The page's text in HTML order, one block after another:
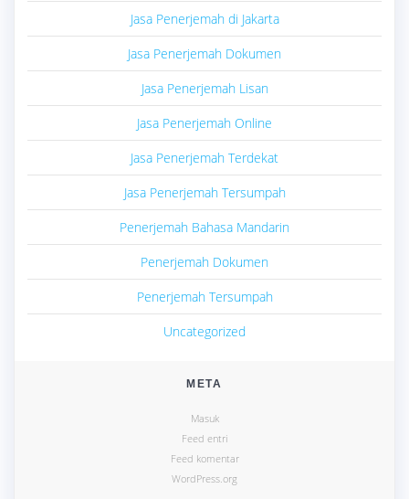
Jasa Penerjemah di Jakarta
Jasa Penerjemah Dokumen
Jasa Penerjemah Lisan
Jasa Penerjemah Online
Jasa Penerjemah Terdekat
Jasa Penerjemah Tersumpah
Penerjemah Bahasa Mandarin
Penerjemah Dokumen
Penerjemah Tersumpah
Uncategorized
META
Masuk
Feed entri
Feed komentar
WordPress.org